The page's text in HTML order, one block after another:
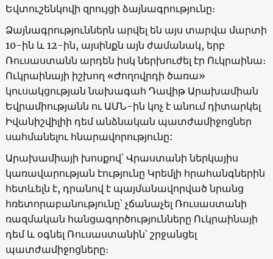
Եվտուշենկովի զրույցի ձայնագրությունը։
Ձայնագրություններն արվել են այս տարվա մարտի
10-ին և 12-ին, այսինքն այն ժամանակ, երբ
Ռուսաստանն արդեն իսկ ներխուժել էր Ուկրաինա։
Ուկրաինայի իշխող «Ժողովրդի ծառա»
կուսակցության նախագահ Դավիթ Արախամիան
Եվրամիությանն ու ԱՄՆ-ին կոչ է անում դիտարկել
Իվանիշվիլիի դեմ անձնական պատժամիջոցներ
սահմանելու հնարավորությունը:
Արախամիայի խոսքով՝ Վրաստանի ներկայիս
կառավարության էությունը Կրեմլի հրահանգներին
հետևելն է, դրանով է պայմանավորված նրանց
հռետորաբանությունը՝ չճանաչել Ռուսաստանի
ռազմական հանցագործությունները Ուկրաինայի
դեմ և օգնել Ռուսաստանին՝ շրջանցել
պատժամիջոցները։